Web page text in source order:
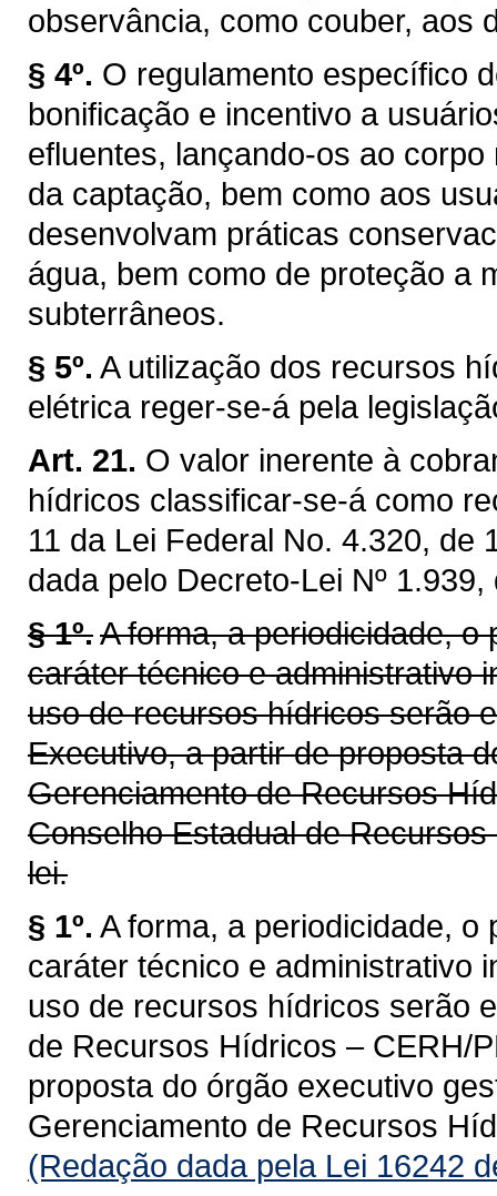
observância, como couber, aos
§ 4º. O regulamento específico
bonificação e incentivo a
efluentes, lançando-os ao
da captação, bem como aos
desenvolvam práticas
água, bem como de proteção a
subterrâneos.
§ 5º. A utilização dos recursos
elétrica reger-se-á pela
Art. 21. O valor inerente à
hídricos classificar-se-á como
11 da Lei Federal No. 4.320, de
dada pelo Decreto-Lei Nº
§ 1º.A forma, a periodicidade,
caráter técnico e administrativo
uso de recursos hídricos serão
Executivo, a partir de proposta
Gerenciamento de Recursos
Conselho Estadual de
lei.
§ 1º. A forma, a periodicidade,
caráter técnico e administrativo
uso de recursos hídricos serão
de Recursos Hídricos – CERH/
proposta do órgão executivo
Gerenciamento de Recursos
(Redação dada pela Lei 16242